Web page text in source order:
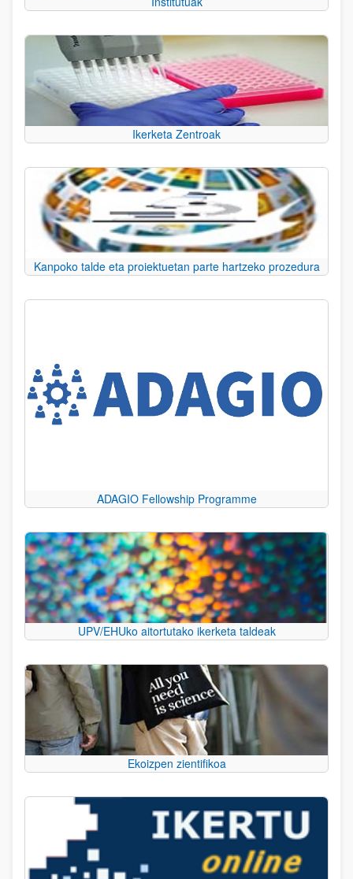
Ikerketa Zentroak
Kanpoko talde eta proiektuetan parte hartzeko prozedura
ADAGIO Fellowship Programme
UPV/EHUko aitortutako ikerketa taldeak
Ekoizpen zientifikoa